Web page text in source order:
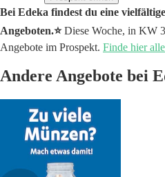
Bei Edeka findest du eine
Angeboten.⭐️Diese Woche, in KW
Angebote im Prospekt. Finde hier
Andere Angebote bei